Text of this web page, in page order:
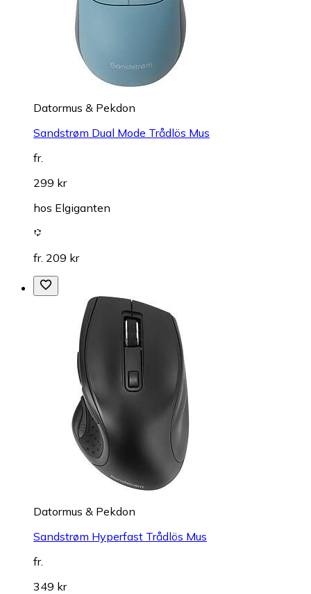
Datormus & Pekdon
Sandstrøm Dual Mode Trådlös Mus
fr.
299 kr
hos Elgiganten
fr. 209 kr
Datormus & Pekdon
Sandstrøm Hyperfast Trådlös Mus
fr.
349 kr